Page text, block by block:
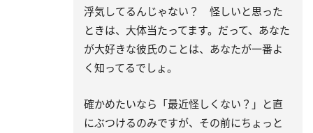
浮気してるんじゃない？ 怪しいと思った
ときは、大体当たってます。だって、あなた
が大好きな彼氏のことは、あなたが一番よ
く知ってるでしょ。
確かめたいなら「最近怪しくない？」と直
にぶつけるのみですが、その前にちょっと